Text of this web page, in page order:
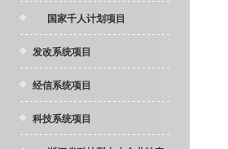
国家千人计划项目
发改系统项目
经信系统项目
科技系统项目